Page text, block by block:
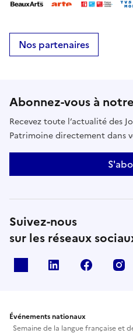
Nos partenaires
Abonnez-vous à
Recevez toute l’actualité des
Patrimoine directement dans
Suivez-nous
sur les réseaux
Linkedin
Événements nationaux
Semaine de la langue française et